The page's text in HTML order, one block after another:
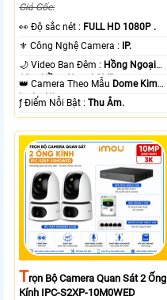
Giá Gốc:
️👀 Độ sắc nét : FULL HD 1080P .
⚜️ Công Nghệ Camera : IP.
🌙 Video Ban Đêm : Hồng Ngoại
10m Hồng Ngoại SMD.
👑 Camera Theo Mẫu Dome Kim
loại + Nhựa.
️ƒ Điểm Nỗi Bật :Thu Âm.
TRọn Bộ Camera Quan Sát 2 Ống
Kính IPC-S2XP-10M0WED